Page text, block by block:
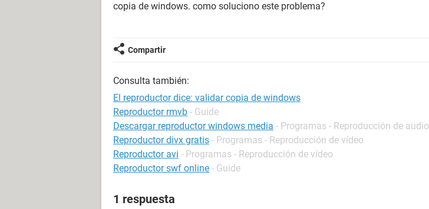
copia de windows. como soluciono este problema?
Compartir
Consulta también:
El reproductor dice: validar copia de windows
Reproductor rmvb - Guide
Descargar reproductor windows media - Programas - Reproducción de audio
Reproductor divx gratis - Programas - Reproducción de vídeo
Reproductor avi - Programas - Reproducción de vídeo
Reproductor swf online - Guide
1 respuesta